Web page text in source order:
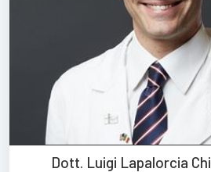
Dott. Luigi Lapalorcia